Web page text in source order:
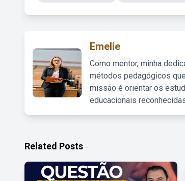
Emelie
Como mentor, minha
métodos pedagógicos
missão é orientar os
educacionais
Related Posts